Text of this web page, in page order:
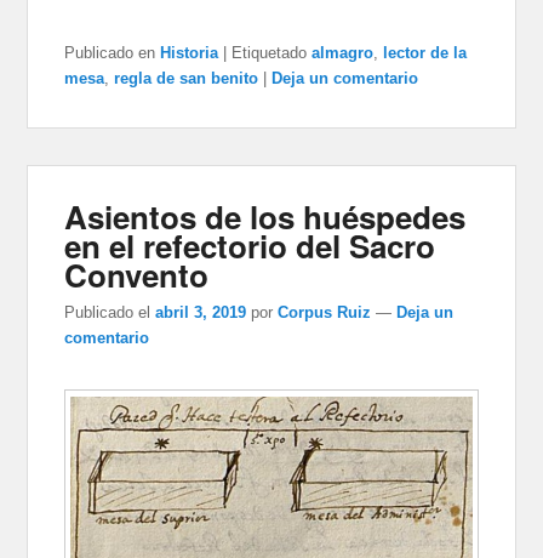
Publicado en Historia Etiquetado almagro
lector de la
mesa ,regla de san benito Deja un comentario
Asientos de los huéspedes
en el refectorio del Sacro
Convento
Publicado el abril 3, 2019 porCorpus Ruiz —Deja un
comentario